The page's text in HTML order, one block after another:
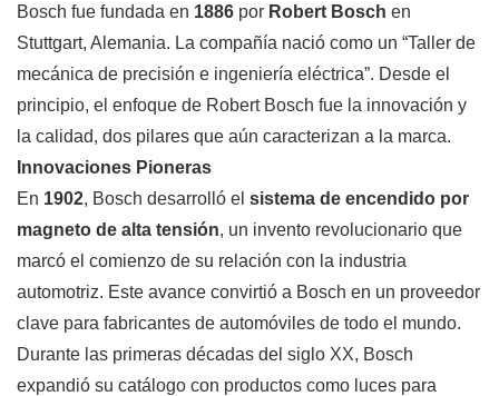
Bosch fue fundada en 1886 por Robert Bosch en
Stuttgart, Alemania. La compañía nació como un “Taller de
mecánica de precisión e ingeniería eléctrica”. Desde el
principio, el enfoque de Robert Bosch fue la innovación y
la calidad, dos pilares que aún caracterizan a la marca.
Innovaciones Pioneras
En 1902, Bosch desarrolló el sistema de encendido por
magneto de alta tensión, un invento revolucionario que
marcó el comienzo de su relación con la industria
automotriz. Este avance convirtió a Bosch en un proveedor
clave para fabricantes de automóviles de todo el mundo.
Durante las primeras décadas del siglo XX, Bosch
expandió su catálogo con productos como luces para